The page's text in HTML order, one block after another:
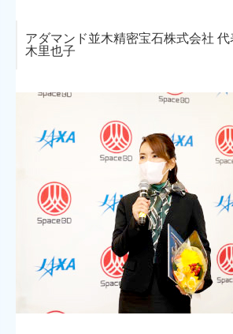
アダマンド並木精密宝石株式会社
木里也子